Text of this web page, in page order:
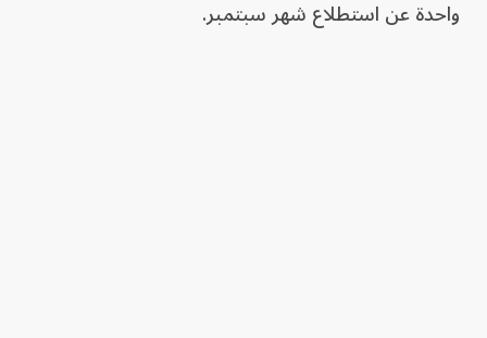
واحدة عن استطلاع شهر سبتمبر.